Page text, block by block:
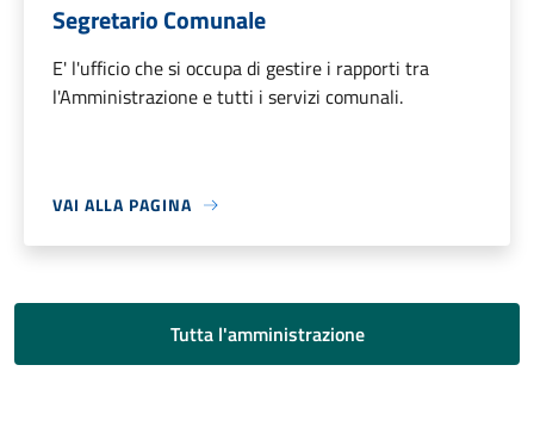
Segretario Comunale
E' l'ufficio che si occupa di gestire i rapporti tra
l'Amministrazione e tutti i servizi comunali.
VAI ALLA PAGINA
Tutta l'amministrazione